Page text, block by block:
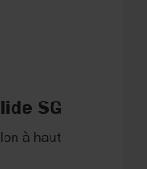
SG
à haut